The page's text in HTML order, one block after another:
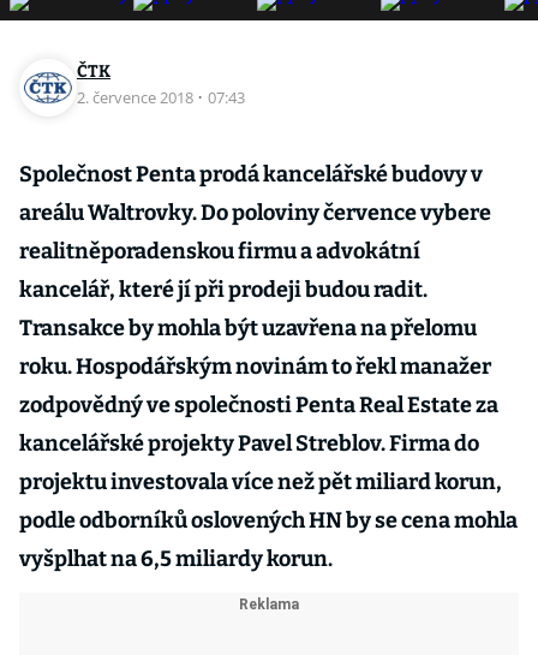
ČTK
2. července 2018 · 07:43
Společnost Penta prodá kancelářské budovy v
areálu Waltrovky. Do poloviny července vybere
realitněporadenskou firmu a advokátní
kancelář, které jí při prodeji budou radit.
Transakce by mohla být uzavřena na přelomu
roku. Hospodářským novinám to řekl manažer
zodpovědný ve společnosti Penta Real Estate za
kancelářské projekty Pavel Streblov. Firma do
projektu investovala více než pět miliard korun,
podle odborníků oslovených HN by se cena mohla
vyšplhat na 6,5 miliardy korun.